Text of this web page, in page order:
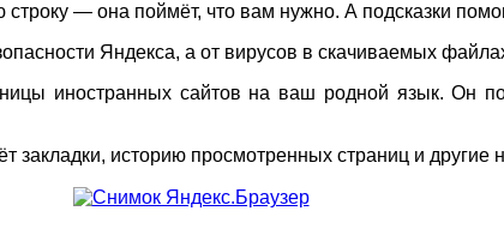
— она поймёт, что вам нужно. А подсказки
Яндекса, а от вирусов в скачиваемых
иностранных сайтов на ваш родной язык. Он
закладки, историю просмотренных страниц и другие